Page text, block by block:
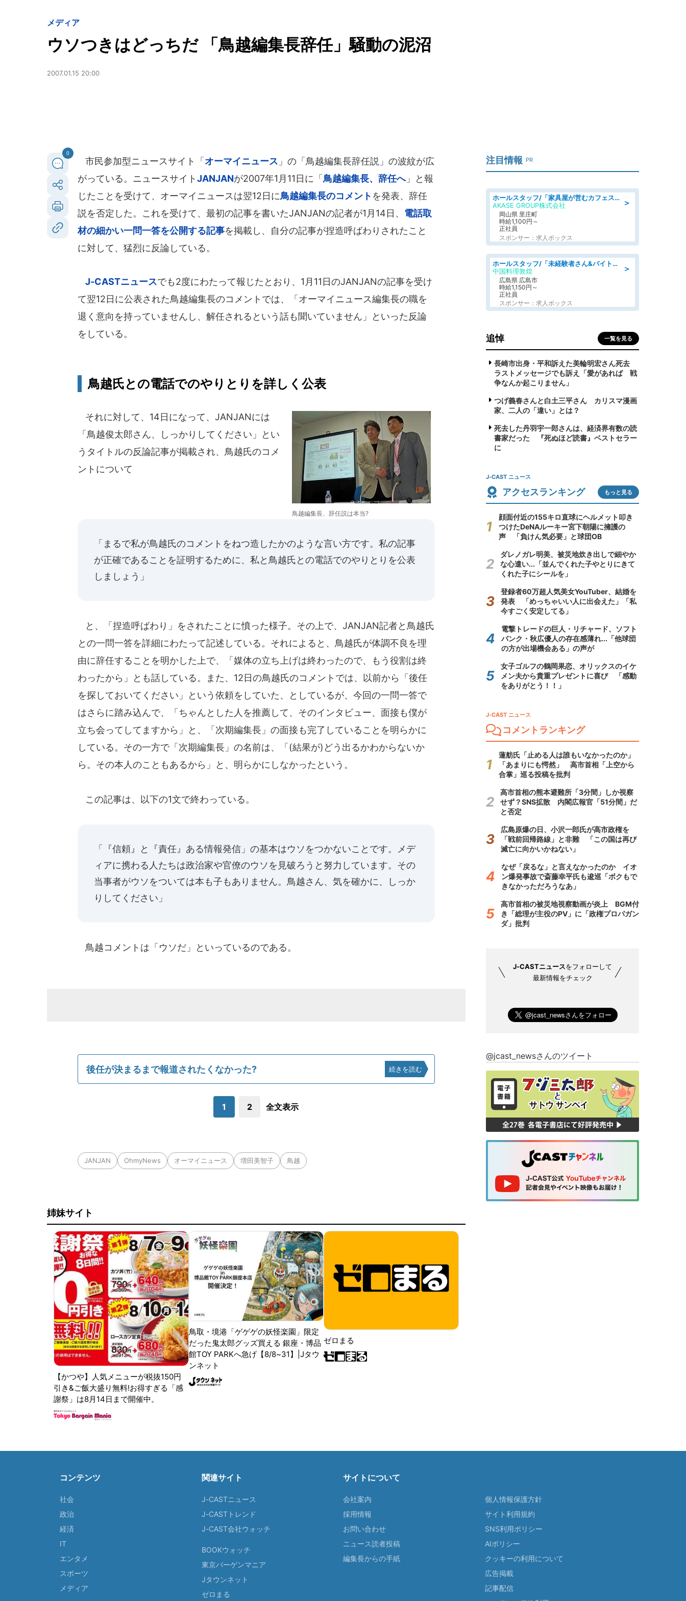
メディア
ウソつきはどっちだ 「鳥越編集長辞任」騒動の泥沼
2007.01.15 20:00
0
市民参加型ニュースサイト「 オーマイニュース 」の「鳥越編集長辞任説」の波紋が広
がっている。ニュースサイトJANJANが2007年1月11日に「 鳥越編集長、辞任へ」と報
じたことを受けて、オーマイニュースは翌12日に鳥越編集長のコメント を発表、辞任
説を否定した。これを受けて、最初の記事を書いたJANJANの記者が1月14日、 電話取
材の細かい一問一答を公開する記事を掲載し、自分の記事が捏造呼ばわりされたこと
に対して、猛烈に反論している。
J-CASTニュースでも2度にわたって報じたとおり、1月11日のJANJANの記事を受け
て翌12日に公表された鳥越編集長のコメントでは、「オーマイニュース編集長の職を
退く意向を持っていませんし、解任されるという話も聞いていません」といった反論
をしている。
鳥越氏との電話でのやりとりを詳しく公表
鳥越編集長、辞任説は本当?
それに対して、14日になって、JANJANには
「鳥越俊太郎さん、しっかりしてください」とい
うタイトルの反論記事が掲載され、鳥越氏のコメ
ントについて
「まるで私が鳥越氏のコメントをねつ造したかのような言い方です。私の記事
が正確であることを証明するために、私と鳥越氏との電話でのやりとりを公表
しましょう」
と、「捏造呼ばわり」をされたことに憤った様子。その上で、JANJAN記者と鳥越氏
との一問一答を詳細にわたって記述している。それによると、鳥越氏が体調不良を理
由に辞任することを明かした上で、「媒体の立ち上げは終わったので、もう役割は終
わったから」とも話している。また、12日の鳥越氏のコメントでは、以前から「後任
を探しておいてください」という依頼をしていた、としているが、今回の一問一答で
はさらに踏み込んで、「ちゃんとした人を推薦して、そのインタビュー、面接も僕が
立ち会ってしてますから」と、「次期編集長」の面接も完了していることを明らかに
している。その一方で「次期編集長」の名前は、「(結果が)どう出るかわからないか
ら。その本人のこともあるから」と、明らかにしなかったという。
この記事は、以下の1文で終わっている。
「『信頼』と『責任』ある情報発信」の基本はウソをつかないことです。メデ
ィアに携わる人たちは政治家や官僚のウソを見破ろうと努力しています。その
当事者がウソをついては本も子もありません。鳥越さん、気を確かに、しっか
りしてください」
鳥越コメントは「ウソだ」といっているのである。
後任が決まるまで報道されたくなかった? 続きを読む
1 2 全文表示
JANJAN OhmyNews オーマイニュース 増田美智子 鳥越
姉妹サイト
【かつや】人気メニューが税抜150円
引き&ご飯大盛り無料!お得すぎる「感
謝祭」は8月14日まで開催中。
鳥取・境港「ゲゲゲの妖怪楽園」限定
だった鬼太郎グッズ買える 銀座・博品
館TOY PARKへ急げ【8/8~31】|Jタウ
ンネット
ゼロまる
注目情報 PR
＞
ホールスタッフ/「家具屋が営むカフェスタッフ!」週2日～OK!嬉しいまかない付き/岡山県/浅口郡里庄町
AKASE GROUP株式会社
岡山県 里庄町
時給1,100円～
正社員
スポンサー：求人ボックス
＞
ホールスタッフ/「未経験者さん&バイトデビューも大歓迎」残業ほぼなし×1日3時間〜勤務OK!フォロー体制も充実/広島県/広島市南区
中国料理敦煌
広島県 広島市
時給1,150円～
正社員
スポンサー：求人ボックス
追悼 一覧を見る
長崎市出身・平和訴えた美輪明宏さん死去
ラストメッセージでも訴え「愛があれば 戦
争なんか起こりません」
つげ義春さんと白土三平さん カリスマ漫画
家、二人の「違い」とは？
死去した丹羽宇一郎さんは、経済界有数の読
書家だった 『死ぬほど読書』ベストセラー
に
J-CAST ニュース
アクセスランキング もっと見る
顔面付近の155キロ直球にヘルメット叩き
つけたDeNAルーキー宮下朝陽に擁護の
声 「負けん気必要」と球団OB
ダレノガレ明美、被災地炊き出しで細やか
な心遣い...「並んでくれた子やとりにきて
くれた子にシールを」
登録者60万超人気美女YouTuber、結婚を
発表 「めっちゃいい人に出会えた」「私
今すごく安定してる」
電撃トレードの巨人・リチャード、ソフト
バンク・秋広優人の存在感薄れ...「他球団
の方が出場機会ある」の声が
女子ゴルフの鶴岡果恋、オリックスのイケ
メン夫から貴重プレゼントに喜び 「感動
をありがとう！！」
J-CAST ニュース
コメントランキング
蓮舫氏「止める人は誰もいなかったのか」
「あまりにも愕然」 高市首相「上空から
合掌」巡る投稿を批判
高市首相の熊本避難所「3分間」しか視察
せず？SNS拡散 内閣広報官「51分間」だ
と否定
広島原爆の日、小沢一郎氏が高市政権を
「戦前回帰路線」と非難 「この国は再び
滅亡に向かいかねない」
なぜ「戻るな」と言えなかったのか イオ
ン爆発事故で斎藤幸平氏も逡巡「ボクもで
きなかっただろうなあ」
高市首相の被災地視察動画が炎上 BGM付
き「総理が主役のPV」に「政権プロパガン
ダ」批判
J-CASTニュースをフォローして
最新情報をチェック
@jcast_newsさんのツイート
コンテンツ
社会
政治
経済
IT
エンタメ
スポーツ
メディア
関連サイト
J-CASTニュース
J-CASTトレンド
J-CAST会社ウォッチ
BOOKウォッチ
東京バーゲンマニア
Jタウンネット
ゼロまる
サイトについて
会社案内
採用情報
お問い合わせ
ニュース読者投稿
編集長からの手紙
個人情報保護方針
サイト利用規約
SNS利用ポリシー
AIポリシー
クッキーの利用について
広告掲載
記事配信